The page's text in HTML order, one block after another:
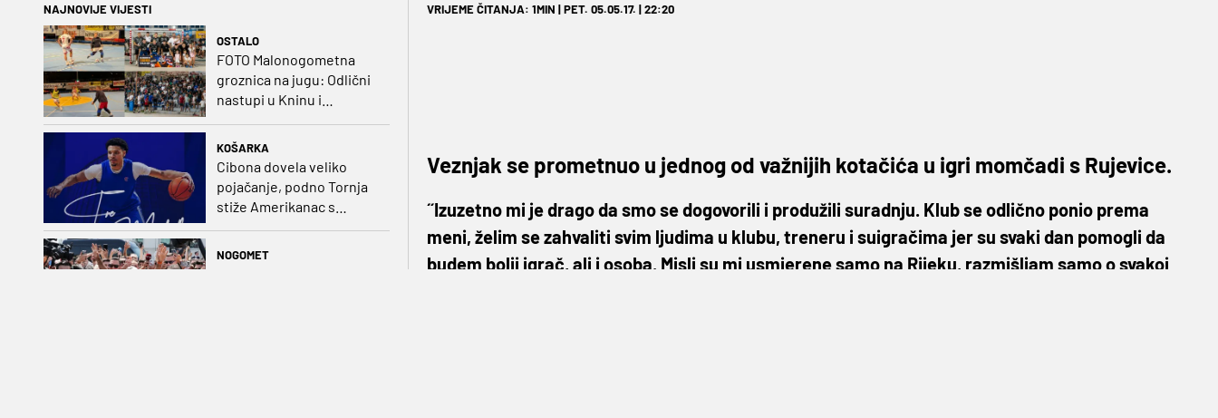
NAJNOVIJE VIJESTI
OSTALO
FOTO Malonogometna
groznica na jugu: Odlični
nastupi u Kninu i
vrijednim nagradama
KOŠARKA
Cibona dovela veliko
pojačanje, podno Tornja
stiže Amerikanac s
naslovom iz EuroCupa
NOGOMET
VRIJEME ČITANJA: 1MIN | PET. 05.05.17. | 22:20
Veznjak se prometnuo u jednog od važnijih kotačića u igri momčadi s Rujevice.
˝Izuzetno mi je drago da smo se dogovorili i produžili suradnju. Klub se odlično ponio prema
meni, želim se zahvaliti svim ljudima u klubu, treneru i suigračima jer su svaki dan pomogli da
budem bolji igrač, ali i osoba. Misli su mi usmjerene samo na Rijeku, razmišljam samo o svakoj